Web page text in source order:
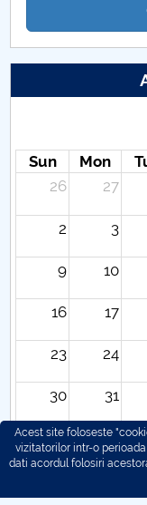
Sun Mon
26
27
2 3
9 10
16 17
23 24
30 31
Acest site foloseste
vizitatorilor intr-o
dati acordul folosiri